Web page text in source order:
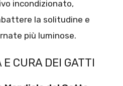
incondizionato,
la solitudine e
più luminose.
CURA DEI GATTI